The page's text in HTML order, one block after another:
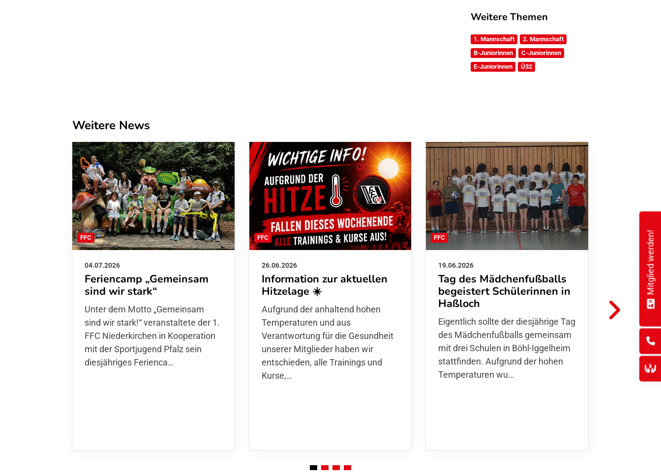
Weitere Themen
1. Mannschaft
2. Mannschaft
B-Juniorinnen
C-Juniorinnen
E-Juniorinnen
Ü32
Weitere News
FFC
04.07.2026
Feriencamp „Gemeinsam
sind wir stark“
Unter dem Motto „Gemeinsam sind
wir stark!“ veranstaltete der 1. FFC
Niederkirchen in Kooperation mit
der Sportjugend Pfalz sein
diesjähriges Ferienca…
FFC
26.06.2026
Information zur aktuellen
Hitzelage ☀️
Aufgrund der anhaltend hohen
Temperaturen und aus
Verantwortung für die Gesundheit
unserer Mitglieder haben wir
entschieden, alle Trainings und
Kurse,…
FFC
19.06.2026
Tag des Mädchenfußballs
begeistert Schülerinnen in
Haßloch
Eigentlich sollte der diesjährige Tag
des Mädchenfußballs gemeinsam
mit drei Schulen in Böhl-Iggelheim
stattfinden. Aufgrund der hohen
Temperaturen wu…
01.06.2026
Danke
FFC
Hoffmann
Thomas
den
Finnla…
Mitglied werden!